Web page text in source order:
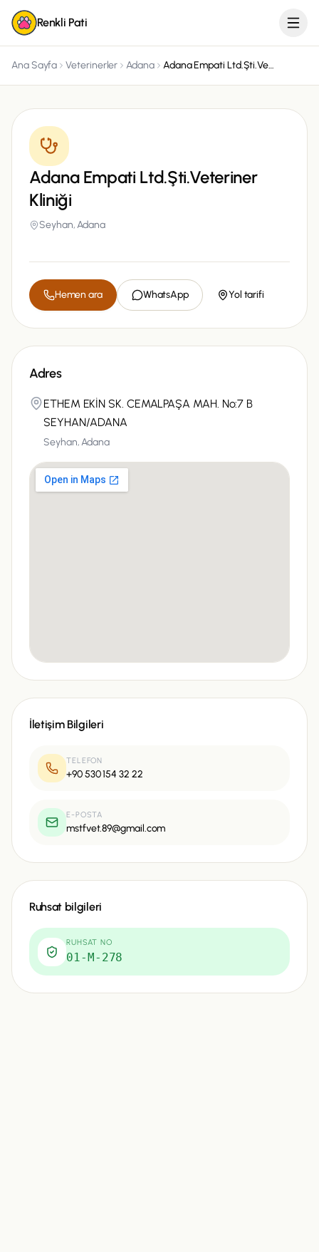
Renkli Pati
Ana Sayfa Veterinerler Adana Adana Empati Ltd.Şti.Veteriner Kliniği
Adana Empati Ltd.Şti.Veteriner
Kliniği
Seyhan,Adana
Hemen ara WhatsApp Yol tarifi
Adres
ETHEM EKİN SK. CEMALPAŞA MAH. No:7 B
SEYHAN/ADANA
Seyhan,Adana
İletişim Bilgileri
TELEFON
+90 530 154 32 22
E-POSTA
mstfvet.89@gmail.com
Ruhsat bilgileri
RUHSAT NO
01-M-278